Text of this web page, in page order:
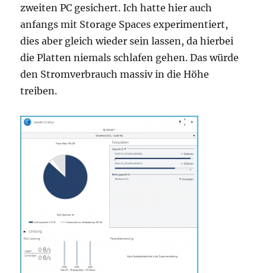
zweiten PC gesichert. Ich hatte hier auch
anfangs mit Storage Spaces experimentiert,
dies aber gleich wieder sein lassen, da hierbei
die Platten niemals schlafen gehen. Das würde
den Stromverbrauch massiv in die Höhe
treiben.